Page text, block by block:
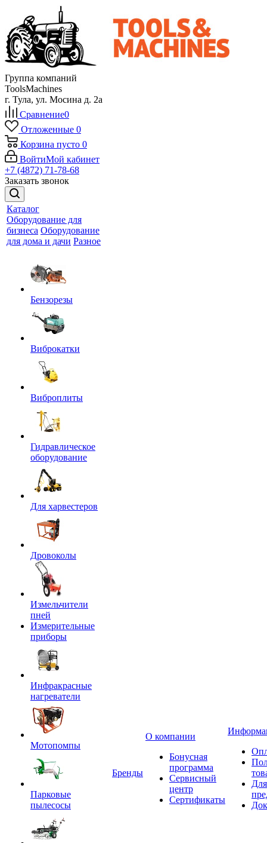
Группа компаний
ToolsMachines
г. Тула, ул. Мосина д. 2а
Сравнение0
Отложенные 0
Корзина пусто 0
ВойтиМой кабинет
+7 (4872) 71-78-68
Заказать звонок
Каталог
Оборудование для
бизнеса Оборудование
для дома и дачи Разное
Бензорезы
Виброкатки
Виброплиты
Гидравлическое
оборудование
Для харвестеров
Дровоколы
Измельчители
пней
Измерительные
приборы
Инфракрасные
нагреватели
Мотопомпы
Парковые
пылесосы
Бренды
О компании
Бонусная
программа
Сервисный
центр
Сертификаты
Для